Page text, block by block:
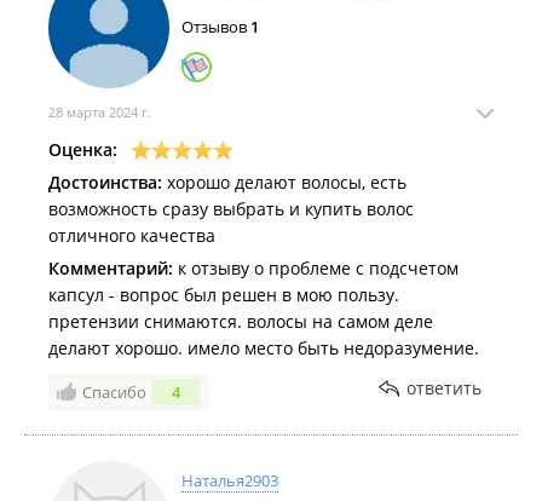
Отзывов 1
28 марта 2024 г.
Оценка:
Достоинства: хорошо делают волосы, есть
возможность сразу выбрать и купить волос
отличного качества
Комментарий: к отзыву о проблеме с подсчетом
капсул - вопрос был решен в мою пользу.
претензии снимаются. волосы на самом деле
делают хорошо. имело место быть недоразумение.
Спасибо 4 ответить
Наталья2903